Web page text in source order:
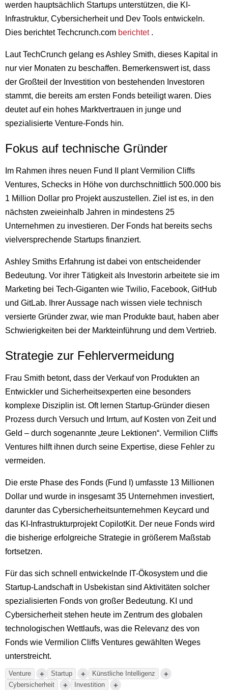
werden hauptsächlich Startups unterstützen, die KI-
Infrastruktur, Cybersicherheit und Dev Tools entwickeln.
Dies berichtet Techcrunch.com berichtet.
Laut TechCrunch gelang es Ashley Smith, dieses Kapital in
nur vier Monaten zu beschaffen. Bemerkenswert ist, dass
der Großteil der Investition von bestehenden Investoren
stammt, die bereits am ersten Fonds beteiligt waren. Dies
deutet auf ein hohes Marktvertrauen in junge und
spezialisierte Venture-Fonds hin.
Fokus auf technische Gründer
Im Rahmen ihres neuen Fund II plant Vermilion Cliffs
Ventures, Schecks in Höhe von durchschnittlich 500.000 bis
1 Million Dollar pro Projekt auszustellen. Ziel ist es, in den
nächsten zweieinhalb Jahren in mindestens 25
Unternehmen zu investieren. Der Fonds hat bereits sechs
vielversprechende Startups finanziert.
Ashley Smiths Erfahrung ist dabei von entscheidender
Bedeutung. Vor ihrer Tätigkeit als Investorin arbeitete sie im
Marketing bei Tech-Giganten wie Twilio, Facebook, GitHub
und GitLab. Ihrer Aussage nach wissen viele technisch
versierte Gründer zwar, wie man Produkte baut, haben aber
Schwierigkeiten bei der Markteinführung und dem Vertrieb.
Strategie zur Fehlervermeidung
Frau Smith betont, dass der Verkauf von Produkten an
Entwickler und Sicherheitsexperten eine besonders
komplexe Disziplin ist. Oft lernen Startup-Gründer diesen
Prozess durch Versuch und Irrtum, auf Kosten von Zeit und
Geld – durch sogenannte „teure Lektionen“. Vermilion Cliffs
Ventures hilft ihnen durch seine Expertise, diese Fehler zu
vermeiden.
Die erste Phase des Fonds (Fund I) umfasste 13 Millionen
Dollar und wurde in insgesamt 35 Unternehmen investiert,
darunter das Cybersicherheitsunternehmen Keycard und
das KI-Infrastrukturprojekt CopilotKit. Der neue Fonds wird
die bisherige erfolgreiche Strategie in größerem Maßstab
fortsetzen.
Für das sich schnell entwickelnde IT-Ökosystem und die
Startup-Landschaft in Usbekistan sind Aktivitäten solcher
spezialisierten Fonds von großer Bedeutung. KI und
Cybersicherheit stehen heute im Zentrum des globalen
technologischen Wettlaufs, was die Relevanz des von
Fonds wie Vermilion Cliffs Ventures gewählten Weges
unterstreicht.
Venture + Startup + Künstliche Intelligenz +
Cybersicherheit + Investition +